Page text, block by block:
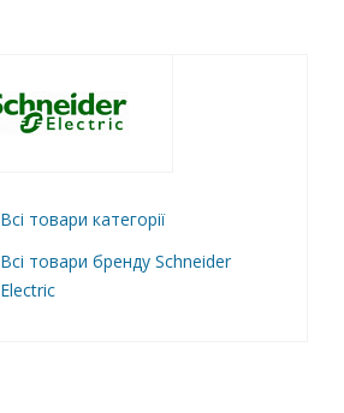
Всі товари категорії
Всі товари бренду Schneider
Electric